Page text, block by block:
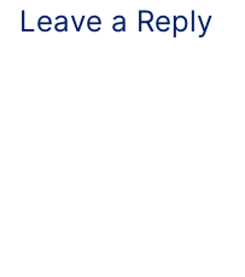
Leave a Reply